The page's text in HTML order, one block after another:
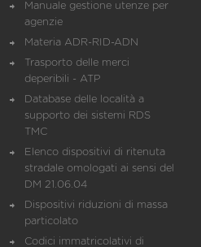
Manuale gestione utenze per
agenzie
Materia ADR-RID-ADN
Trasporto delle merci
deperibili - ATP
Database delle località a
supporto dei sistemi RDS
TMC
Elenco dispositivi di ritenuta
stradale omologati ai sensi del
DM 21.06.04
Dispositivi riduzioni di massa
particolato
Codici immatricolativi di